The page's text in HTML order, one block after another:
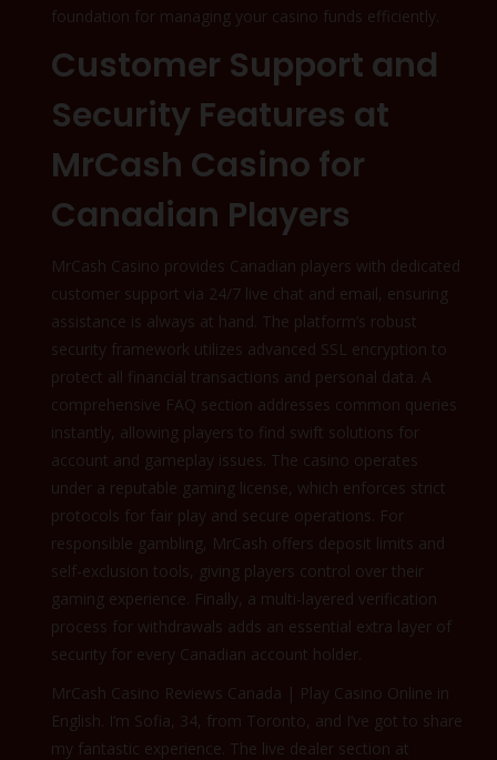
foundation for managing your casino funds efficiently.
Customer Support and
Security Features at
MrCash Casino for
Canadian Players
MrCash Casino provides Canadian players with dedicated
customer support via 24/7 live chat and email, ensuring
assistance is always at hand. The platform’s robust
security framework utilizes advanced SSL encryption to
protect all financial transactions and personal data. A
comprehensive FAQ section addresses common queries
instantly, allowing players to find swift solutions for
account and gameplay issues. The casino operates
under a reputable gaming license, which enforces strict
protocols for fair play and secure operations. For
responsible gambling, MrCash offers deposit limits and
self-exclusion tools, giving players control over their
gaming experience. Finally, a multi-layered verification
process for withdrawals adds an essential extra layer of
security for every Canadian account holder.
MrCash Casino Reviews Canada | Play Casino Online in
English. I’m Sofia, 34, from Toronto, and I’ve got to share
my fantastic experience. The live dealer section at